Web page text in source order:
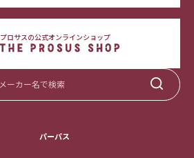
プロサスの公式オンラインショップ
パーパス